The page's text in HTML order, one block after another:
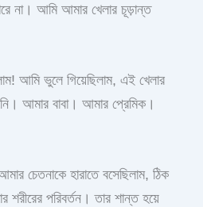
না। আমি আমার খেলার চূড়ান্ত
আমি ভুলে গিয়েছিলাম, এই খেলার
আমার বাবা। আমার প্রেমিক।
চেতনাকে হারাতে বসেছিলাম, ঠিক
পরিবর্তন। তার শান্ত হয়ে